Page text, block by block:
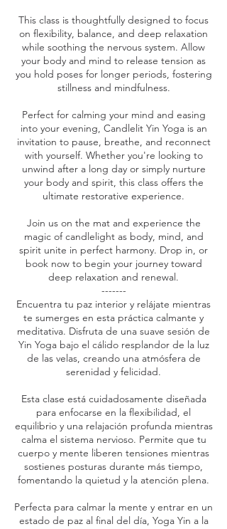
This class is thoughtfully designed to focus
on flexibility, balance, and deep relaxation
while soothing the nervous system. Allow
your body and mind to release tension as
you hold poses for longer periods, fostering
stillness and mindfulness.
Perfect for calming your mind and easing
into your evening, Candlelit Yin Yoga is an
invitation to pause, breathe, and reconnect
with yourself. Whether you're looking to
unwind after a long day or simply nurture
your body and spirit, this class offers the
ultimate restorative experience.
Join us on the mat and experience the
magic of candlelight as body, mind, and
spirit unite in perfect harmony. Drop in, or
book now to begin your journey toward
deep relaxation and renewal.
-------
Encuentra tu paz interior y relájate mientras
te sumerges en esta práctica calmante y
meditativa. Disfruta de una suave sesión de
Yin Yoga bajo el cálido resplandor de la luz
de las velas, creando una atmósfera de
serenidad y felicidad.
Esta clase está cuidadosamente diseñada
para enfocarse en la flexibilidad, el
equilibrio y una relajación profunda mientras
calma el sistema nervioso. Permite que tu
cuerpo y mente liberen tensiones mientras
sostienes posturas durante más tiempo,
fomentando la quietud y la atención plena.
Perfecta para calmar la mente y entrar en un
estado de paz al final del día, Yoga Yin a la